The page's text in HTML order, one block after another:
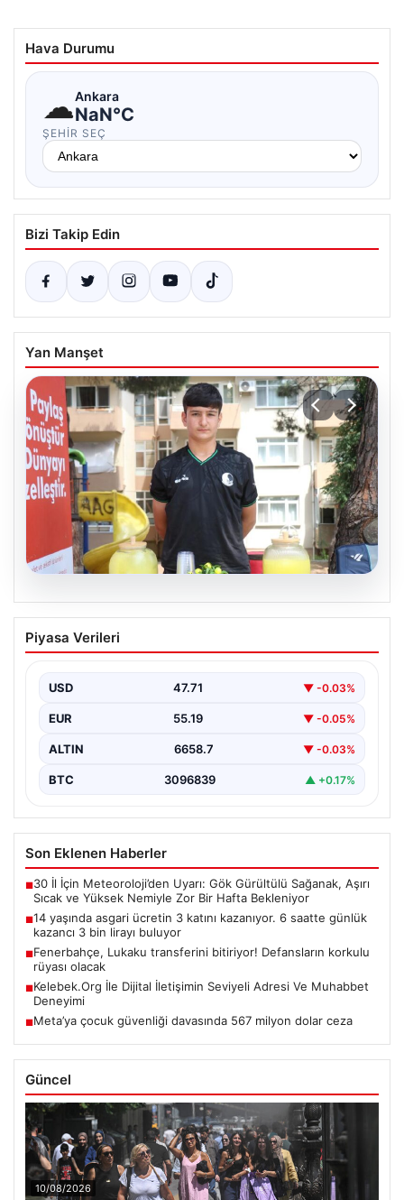
Hava Durumu
☁Ankara
NaN°C
ŞEHIR SEÇ
Bizi Takip Edin
Yan Manşet
09.08.2026
14 yaşında asgari ücretin 3 katını
kazanıyor. 6 saatte günlük kazancı 3 bin
Piyasa Verileri
USD 47.71 ▼ -0.03%
EUR 55.19 ▼ -0.05%
ALTIN 6658.7 ▼ -0.03%
BTC 3096839 ▲ +0.17%
Son Eklenen Haberler
■30 İl İçin Meteoroloji’den Uyarı: Gök Gürültülü Sağanak, Aşırı
Sıcak ve Yüksek Nemiyle Zor Bir Hafta Bekleniyor
■14 yaşında asgari ücretin 3 katını kazanıyor. 6 saatte günlük
kazancı 3 bin lirayı buluyor
■Fenerbahçe, Lukaku transferini bitiriyor! Defansların korkulu
rüyası olacak
■Kelebek.Org İle Dijital İletişimin Seviyeli Adresi Ve Muhabbet
Deneyimi
■Meta’ya çocuk güvenliği davasında 567 milyon dolar ceza
Güncel
10/08/2026